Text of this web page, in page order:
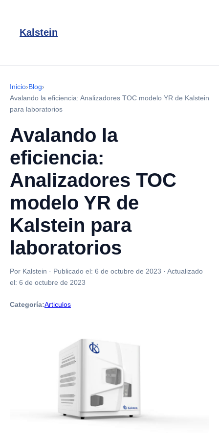
Kalstein
Inicio›Blog›
Avalando la eficiencia: Analizadores TOC modelo YR de Kalstein
para laboratorios
Avalando la
eficiencia:
Analizadores TOC
modelo YR de
Kalstein para
laboratorios
Por Kalstein · Publicado el: 6 de octubre de 2023 · Actualizado
el: 6 de octubre de 2023
Categoría:Articulos